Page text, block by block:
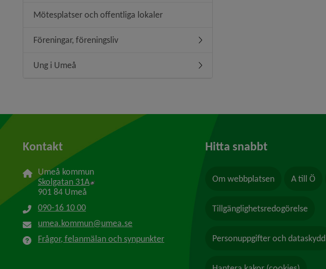
Mötesplatser och offentliga lokaler
Föreningar, föreningsliv Undermeny för Föreningar, föreningsliv
Ung i Umeå Undermeny för Ung i Umeå
Kontakt
Umeå kommun
Skolgatan 31A Länk till annan webbplats, öppnas i nytt fönster.
901 84 Umeå
090-16 10 00
umea.kommun@umea.se
Frågor, felanmälan och synpunkter
Hitta snabbt
Om webbplatsen A till Ö
Tillgänglighetsredogörelse
Personuppgifter och dataskydd